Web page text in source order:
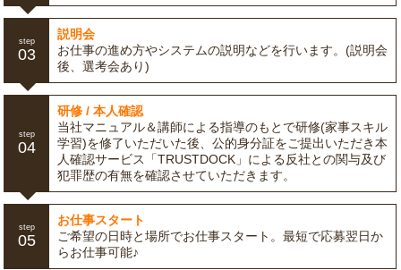
step
03
説明会
お仕事の進め方やシステムの説明などを行います。(説明会
後、選考会あり)
step
04
研修 / 本人確認
当社マニュアル＆講師による指導のもとで研修(家事スキル
学習)を修了いただいた後、公的身分証をご提出いただき本
人確認サービス「TRUSTDOCK」による反社との関与及び
犯罪歴の有無を確認させていただきます。
step
05
お仕事スタート
ご希望の日時と場所でお仕事スタート。最短で応募翌日か
らお仕事可能♪